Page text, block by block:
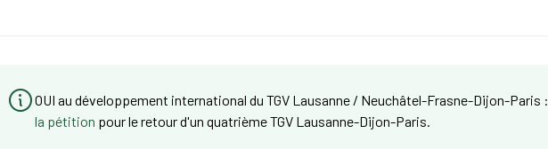
OUI au développement international du TGV Lausanne / Neuchâtel-Frasne-Dijon-Paris :
la pétition pour le retour d'un quatrième TGV Lausanne-Dijon-Paris.